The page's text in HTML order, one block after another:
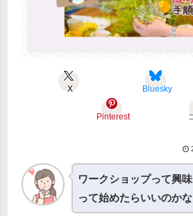
X Bluesky
Pinterest
ワークショップって興
って始めたらいいのかな